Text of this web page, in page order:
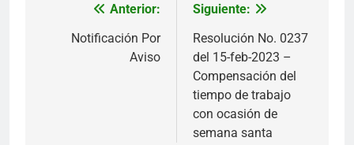
Navegación
Anterior:
Notificación Por
Aviso
Siguiente:
Resolución No. 0237
del 15-feb-2023 –
Compensación del
tiempo de trabajo
con ocasión de
semana santa